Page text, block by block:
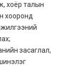
хоёр талын
хооронд
засаглал,